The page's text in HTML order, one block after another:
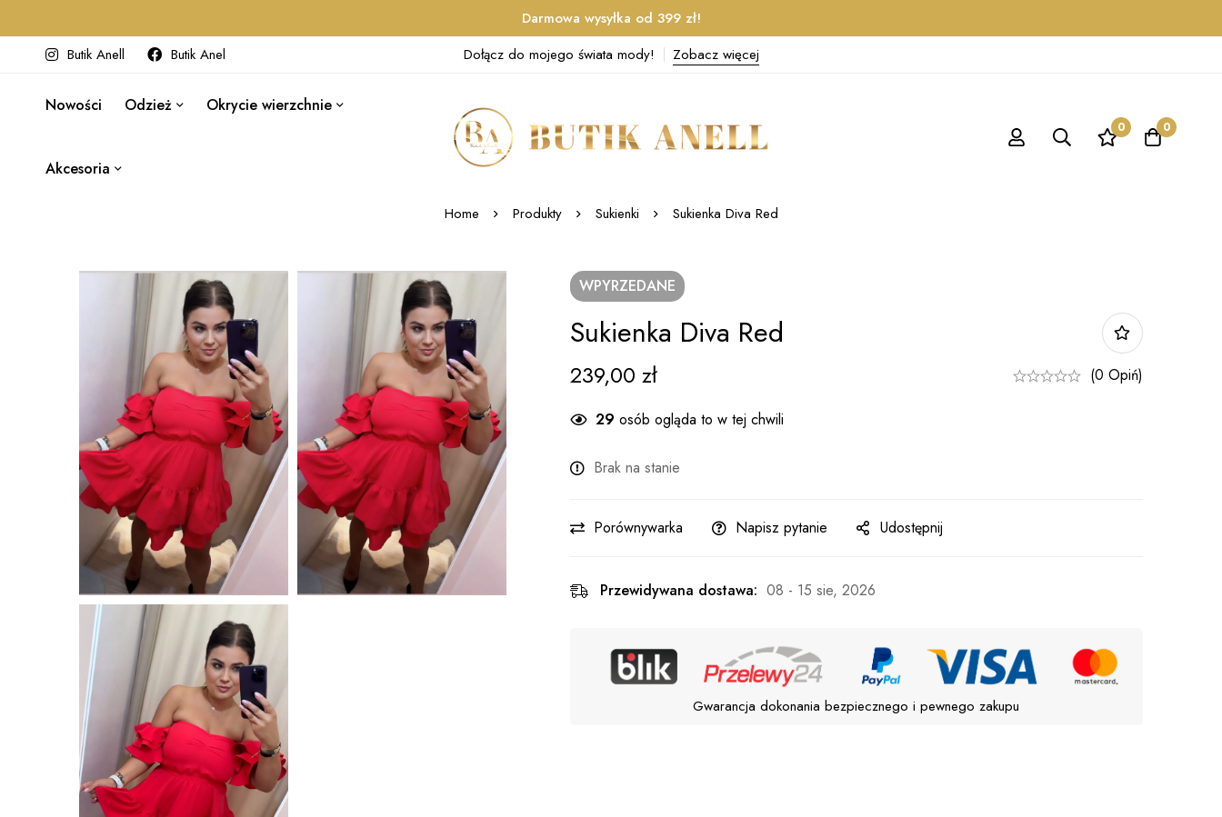
Darmowa wysyłka od 399 zł!
Butik Anell
Butik Anel Dołącz do mojego świata mody! Zobacz więcej
Nowości Odzież Okrycie wierzchnie
Akcesoria
0 0
Home Produkty Sukienki Sukienka Diva Red
WPYRZEDANE
Sukienka Diva Red
239,00 zł (0 Opiń)
29 osób ogląda to w tej chwili
Brak na stanie
Porównywarka Napisz pytanie Udostępnij
Przewidywana dostawa: 08 - 15 sie, 2026
Gwarancja dokonania bezpiecznego i pewnego zakupu